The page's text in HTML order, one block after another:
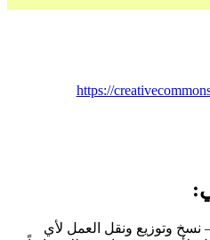
https://
وتوزيع ونقل العمل لأي